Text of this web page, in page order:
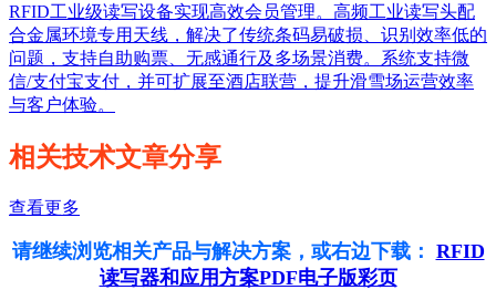
RFID工业级读写设备实现高效会员管理。高频工业读写头配
合金属环境专用天线，解决了传统条码易破损、识别效率低的
问题，支持自助购票、无感通行及多场景消费。系统支持微
信/支付宝支付，并可扩展至酒店联营，提升滑雪场运营效率
与客户体验。
相关技术文章分享
查看更多
请继续浏览相关产品与解决方案，或右边下载： RFID
读写器和应用方案PDF电子版彩页